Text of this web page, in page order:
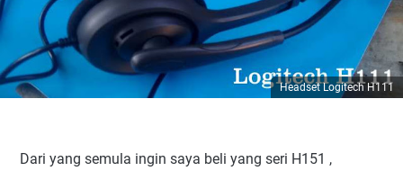
Headset Logitech H111
Dari yang semula ingin saya beli yang seri H151 ,